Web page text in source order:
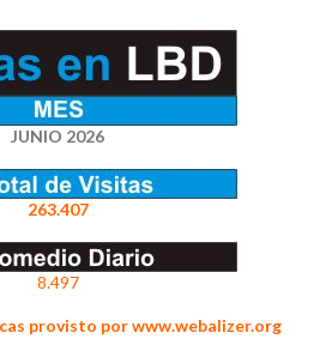
JUNIO 2026
263.407
8.497
provisto por www.webalizer.org